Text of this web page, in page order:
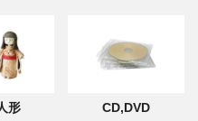
形 CD,DVD